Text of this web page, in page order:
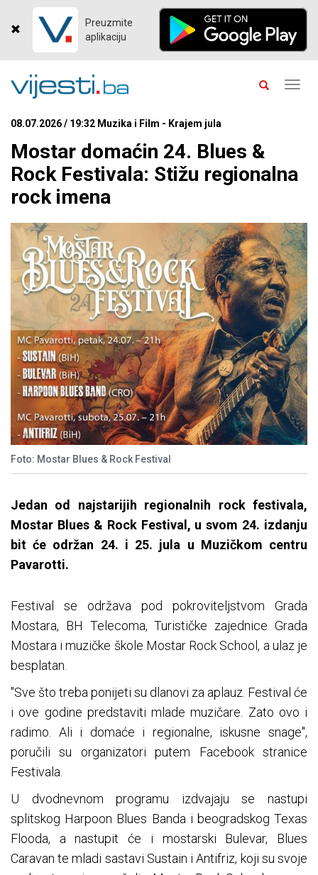
Preuzmite
aplikaciju
08.07.2026 / 19:32 Muzika i Film - Krajem jula
Mostar domaćin 24. Blues &
Rock Festivala: Stižu regionalna
rock imena
Foto: Mostar Blues & Rock Festival
Jedan od najstarijih regionalnih rock festivala,
Mostar Blues & Rock Festival, u svom 24. izdanju
bit će održan 24. i 25. jula u Muzičkom centru
Pavarotti.
Festival se održava pod pokroviteljstvom Grada
Mostara, BH Telecoma, Turističke zajednice Grada
Mostara i muzičke škole Mostar Rock School, a ulaz je
besplatan.
"Sve što treba ponijeti su dlanovi za aplauz. Festival će
i ove godine predstaviti mlade muzičare. Zato ovo i
radimo. Ali i domaće i regionalne, iskusne snage",
poručili su organizatori putem Facebook stranice
Festivala.
U dvodnevnom programu izdvajaju se nastupi
splitskog Harpoon Blues Banda i beogradskog Texas
Flooda, a nastupit će i mostarski Bulevar, Blues
Caravan te mladi sastavi Sustain i Antifriz, koji su svoje